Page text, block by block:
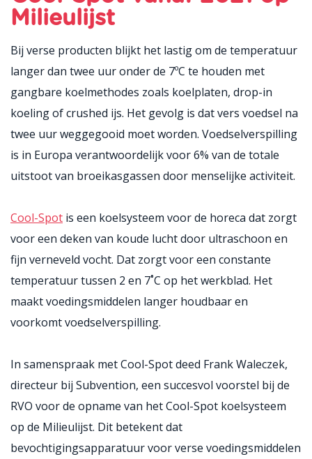
Milieulijst
Bij verse producten blijkt het lastig om de temperatuur
langer dan twee uur onder de 7ºC te houden met
gangbare koelmethodes zoals koelplaten, drop-in
koeling of crushed ijs. Het gevolg is dat vers voedsel na
twee uur weggegooid moet worden. Voedselverspilling
is in Europa verantwoordelijk voor 6% van de totale
uitstoot van broeikasgassen door menselijke activiteit.
Cool-Spot is een koelsysteem voor de horeca dat zorgt
voor een deken van koude lucht door ultraschoon en
fijn verneveld vocht. Dat zorgt voor een constante
temperatuur tussen 2 en 7˚C op het werkblad. Het
maakt voedingsmiddelen langer houdbaar en
voorkomt voedselverspilling.
In samenspraak met Cool-Spot deed Frank Waleczek,
directeur bij Subvention, een succesvol voorstel bij de
RVO voor de opname van het Cool-Spot koelsysteem
op de Milieulijst. Dit betekent dat
bevochtigingsapparatuur voor verse voedingsmiddelen